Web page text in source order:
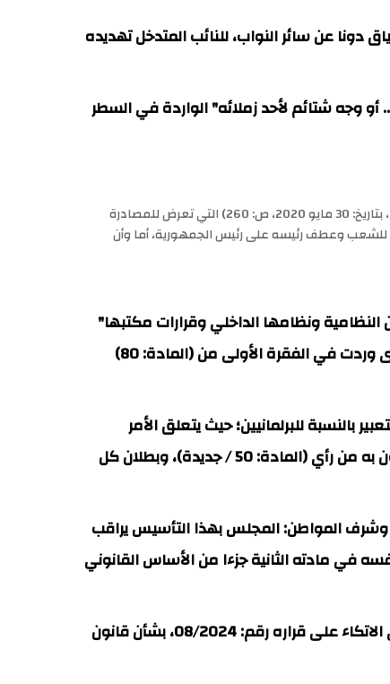
عن سائر النواب، للنائب المتدخل تهديده
للنواب حتى يستفيد من عدم اعتبار المجلس في قراره 03/2025 أن عبارة: "... أو وجه شتائم لأحد زملائه" الواردة في السطر
أن تصريحه في قراره: 013 - 2019، بتاريخ: 9 يوليو 2019، بدستورية (المادة: 80) من النظام الداخلي (المنشور بعدد الجريدة الرسمية رقم: 1462، بتاريخ: 30 مايو 2020، ص: 260) التي تعرض للمصادرة
للشعب وعطف رئيسه على رئيس الجمهورية، أما وأن
النظامية ونظامها الداخلي وقرارات مكتبها"
فكيف يعد المجلس الدستوري من بين تأسيسات قراره بشأن إلغاء عبارات وردت في الفقرة: 6 من (المادة: 45)، وأخرى وردت في الفقرة الأولى من (المادة: 80)
التعبير بالنسبة للبرلمانيين؛ حيث يتعلق الأمر
بالتعبير الحر المكفول لهم على سبيل الخصوص من خلال الحماية الدستورية المسطرة لهم بمنع مساءلتهم فيما يدلون به من رأي (المادة: 50 / جديدة)، وبطلان كل
المساس بهيبة الدولة وشرف المواطن: المجلس بهذا التأسيس يراقب
في مادته الثانية جزءا من الأساس القانوني
- في نفس السياق، يمعن المجلس في تأكيد اتجاهه لرقابة "قانونية" النظام الداخلي، حين يعول في إسناد ذلك على الاتكاء على قراره رقم: 08/2024، بشأن قانون